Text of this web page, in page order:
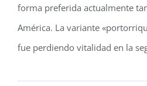
forma preferida actualmente
América. La variante
fue perdiendo vitalidad en la